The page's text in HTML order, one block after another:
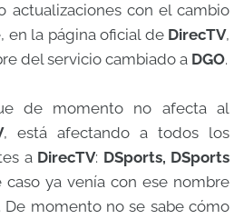
actualizaciones con el cambio
en la página oficial de DirecTV,
del servicio cambiado a DGO.
de momento no afecta al
, está afectando a todos los
a DirecTV: DSports, DSports
caso ya venía con ese nombre
momento no se sabe cómo